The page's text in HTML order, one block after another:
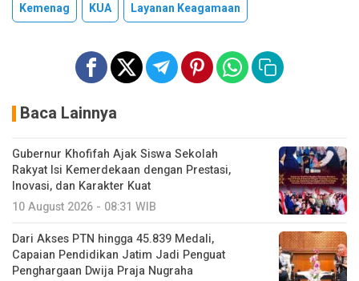
Kemenag KUA Layanan Keagamaan
Baca Lainnya
Gubernur Khofifah Ajak Siswa Sekolah
Rakyat Isi Kemerdekaan dengan Prestasi,
Inovasi, dan Karakter Kuat
10 August 2026 - 08:31 WIB
Dari Akses PTN hingga 45.839 Medali,
Capaian Pendidikan Jatim Jadi Penguat
Penghargaan Dwija Praja Nugraha